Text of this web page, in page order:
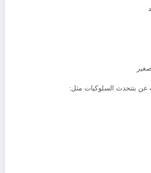
عن بتتحدث السلوكيات مثل: